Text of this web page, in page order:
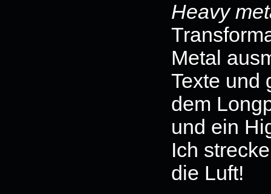
Heavy
Metal
Texte und
dem
und ein
Ich
die Luft!